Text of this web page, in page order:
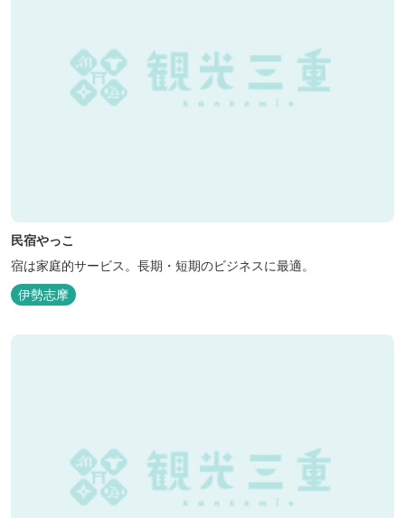
民宿やっこ
宿は家庭的サービス。長期・短期のビジネスに最適。
伊勢志摩